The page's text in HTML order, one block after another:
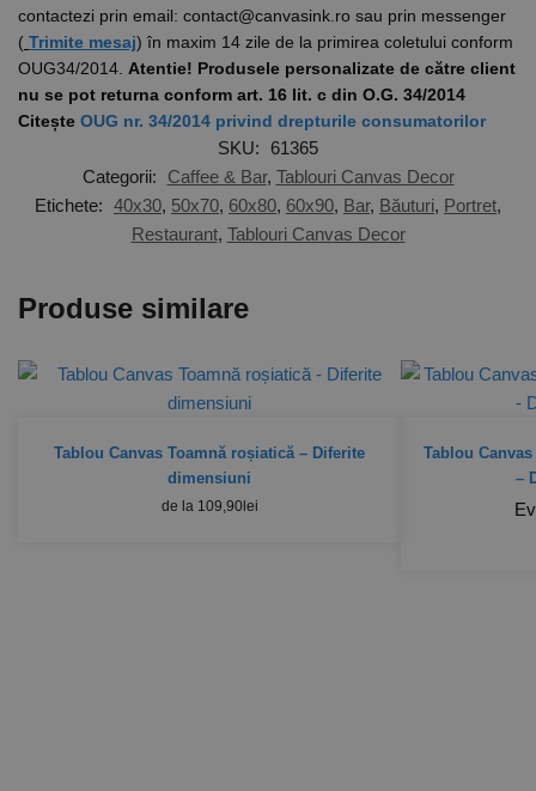
contactezi prin email: contact@canvasink.ro sau prin messenger
( Trimite mesaj) în maxim 14 zile de la primirea coletului conform
OUG34/2014. Atentie! Produsele personalizate de către client
nu se pot returna conform art. 16 lit. c din O.G. 34/2014
Citește OUG nr. 34/2014 privind drepturile consumatorilor
SKU: 61365
Categorii:
Caffee & Bar, Tablouri Canvas Decor
Etichete: 40x30, 50x70, 60x80, 60x90, Bar, Băuturi, Portret,
Restaurant, Tablouri Canvas Decor
Produse similare
Tablou Canvas Toamnă roșiatică – Diferite
dimensiuni
de la 109,90 lei
Tablou
–